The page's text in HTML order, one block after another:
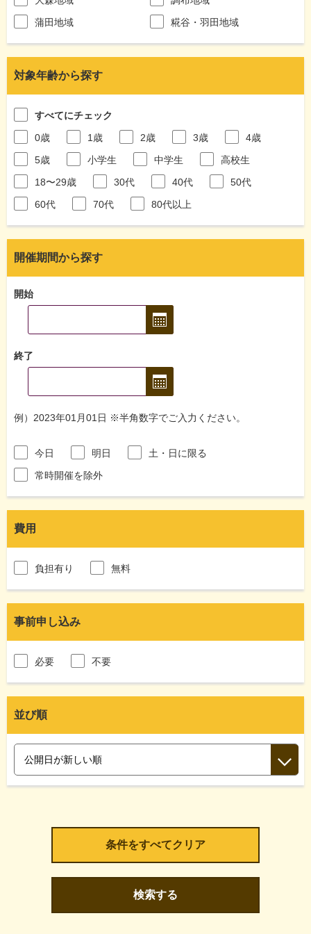
蒲田地域
糀谷・羽田地域
対象年齢から探す
すべてにチェック
0歳
1歳 2歳 3歳
4歳
5歳
小学生 中学生
高校生
18〜29歳
30代 40代
50代
60代
70代 80代以上
開催期間から探す
開始
終了
例）2023年01月01日 ※半角数字でご入力ください。
今日 明日
土・日に限る
常時開催を除外
費用
負担有り 無料
事前申し込み
必要 不要
並び順
検索する